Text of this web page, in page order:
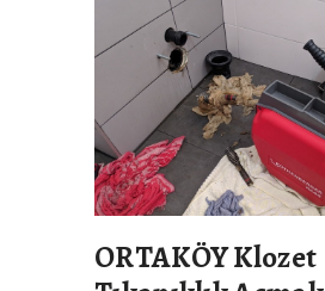
ORTAKÖY Klozet